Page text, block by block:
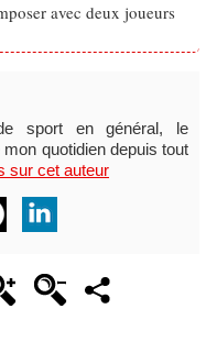
avec deux joueurs
sport en général, le
quotidien depuis tout
sur cet auteur